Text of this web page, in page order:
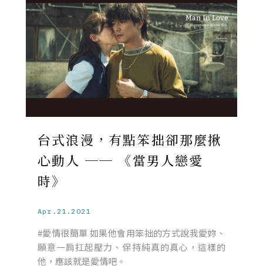
台式浪漫，有點笨拙卻那麼揪
心動人 ── 《當男人戀愛
時》
Apr.21.2021
#愛情很簡單 如果他會用笨拙的方式說我愛妳、
願意一肩扛起壓力、保持純真的真心，這樣的
他，應該就是愛情吧。